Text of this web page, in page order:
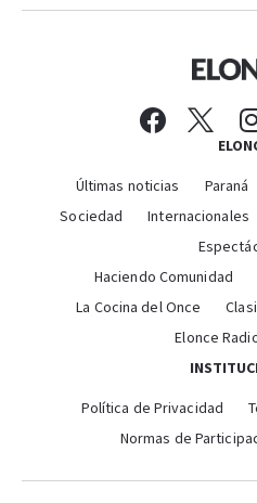
Últimas noticias Paraná
Sociedad
Internacionales
Haciendo Comunidad
La Cocina del Once
Elonce
Política de Privacidad
Normas de